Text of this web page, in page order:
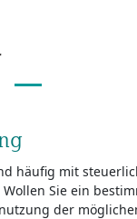
häufig mit
Sie ein
der